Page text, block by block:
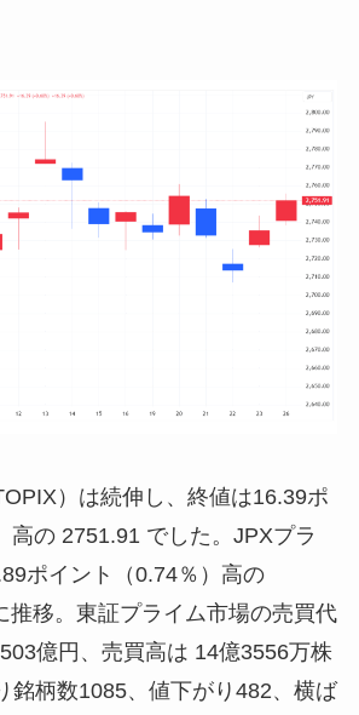
）は続伸し、終値は16.39ポ
高の 2751.91 でした。JPXプラ
ポイント（0.74％）高の
推移。東証プライム市場の売買代
億円、売買高は 14億3556万株
銘柄数1085、値下がり482、横ば